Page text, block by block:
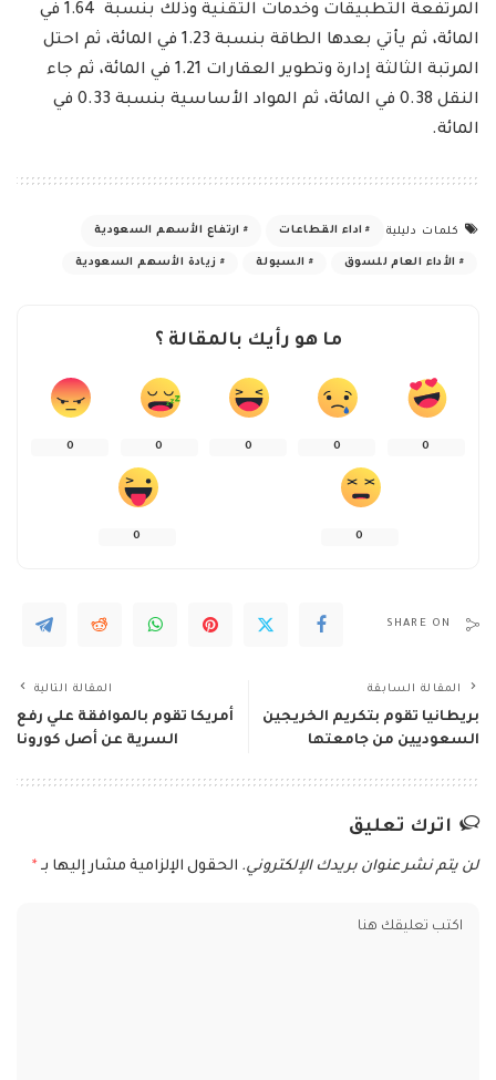
المرتفعة التطبيقات وخدمات التقنية وذلك بنسبة 1.64 في
المائة، ثم يأتي بعدها الطاقة بنسبة 1.23 في المائة، ثم احتل
المرتبة الثالثة إدارة وتطوير العقارات 1.21 في المائة، ثم جاء
النقل 0.38 في المائة، ثم المواد الأساسية بنسبة 0.33 في
المائة.
كلمات دليلية اداء القطاعات ارتفاع الأسهم السعودية
الأداء العام للسوق السيولة زيادة الأسهم السعودية
ما هو رأيك بالمقالة ؟
0
0
0
0
0
0
0
SHARE ON
المقالة السابقة
بريطانيا تقوم بتكريم الخريجين
السعوديين من جامعتها
المقالة التالية
أمريكا تقوم بالموافقة علي رفع
السرية عن أصل كورونا
اترك تعليق
لن يتم نشر عنوان بريدك الإلكتروني. الحقول الإلزامية مشار إليها بـ *